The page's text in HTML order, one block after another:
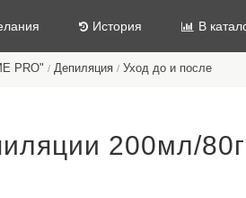
История В
PRO" / Депиляция / Уход до и после
200мл/80г